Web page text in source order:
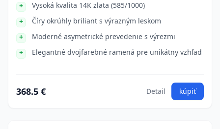
Vysoká kvalita 14K zlata (585/1000)
Číry okrúhly briliant s výrazným leskom
Moderné asymetrické prevedenie s výrezmi
Elegantné dvojfarebné ramená pre unikátny vzhľad
368.5 € Detail kúpiť